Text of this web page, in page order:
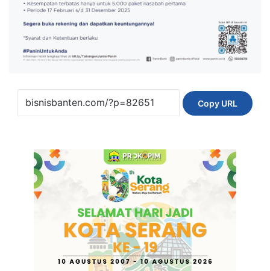
Copy URL